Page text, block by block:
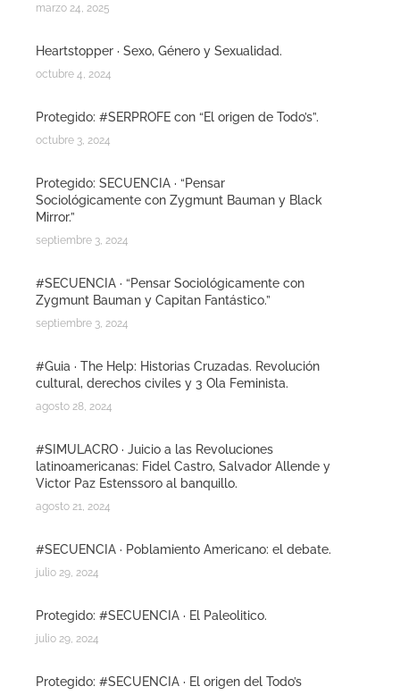
marzo 24, 2025
Heartstopper · Sexo, Género y Sexualidad.
octubre 4, 2024
Protegido: #SERPROFE con “El origen de Todo’s”.
octubre 3, 2024
Protegido: SECUENCIA · “Pensar
Sociológicamente con Zygmunt Bauman y Black
Mirror.”
septiembre 3, 2024
#SECUENCIA · “Pensar Sociológicamente con
Zygmunt Bauman y Capitan Fantástico.”
septiembre 3, 2024
#Guia · The Help: Historias Cruzadas. Revolución
cultural, derechos civiles y 3 Ola Feminista.
agosto 28, 2024
#SIMULACRO · Juicio a las Revoluciones
latinoamericanas: Fidel Castro, Salvador Allende y
Victor Paz Estenssoro al banquillo.
agosto 21, 2024
#SECUENCIA · Poblamiento Americano: el debate.
julio 29, 2024
Protegido: #SECUENCIA · El Paleolitico.
julio 29, 2024
Protegido: #SECUENCIA · El origen del Todo’s